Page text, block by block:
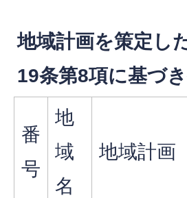
地域計画を策定し
19条第8項に基づ
番
号
地
域
名
地域計画